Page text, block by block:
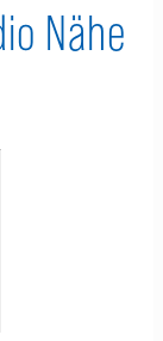
Nähe